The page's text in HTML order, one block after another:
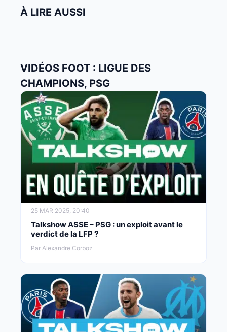
À LIRE AUSSI
VIDÉOS FOOT : LIGUE DES
CHAMPIONS, PSG
25 MAR 2025, 20:40
Talkshow ASSE – PSG : un exploit avant le
verdict de la LFP ?
Par Alexandre Corboz